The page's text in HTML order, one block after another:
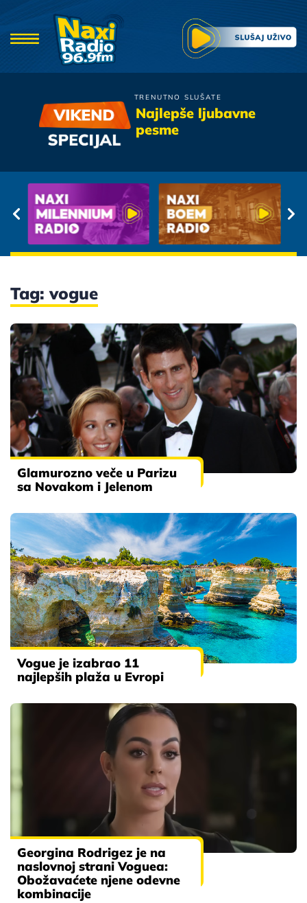
TRENUTNO SLUŠATE
Najlepše ljubavne
pesme
Vanna
Ako Je Vredelo Ista
Tag: vogue
Glamurozno veče u Parizu
sa Novakom i Jelenom
Vogue je izabrao 11
najlepših plaža u Evropi
Georgina Rodrigez je na
naslovnoj strani Voguea:
Obožavaćete njene odevne
kombinacije